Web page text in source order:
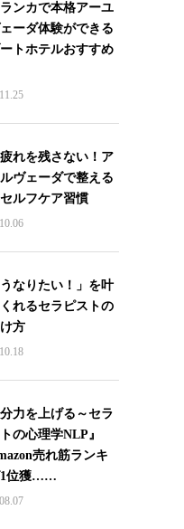
ンカで本格アーユ
ーダ体験ができる
トホテルおすすめ
れを残さない！ア
ヴェーダで整える
ルフケア習慣
うなりたい！」を叶
れるセラピストの
方
分力を上げる～セラ
の心理学NLP』
売れ筋ランキ
1位獲……